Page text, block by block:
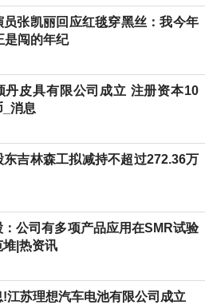
员张凯丽回应红毯穿黑丝：我今年
是闯的年纪
丹皮具有限公司成立 注册资本10
_消息
东吉林森工拟减持不超过272.36万
：公司有多项产品应用在SMR试验
|热资讯
江苏理想汽车电池有限公司成立